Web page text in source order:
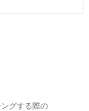
グする際の